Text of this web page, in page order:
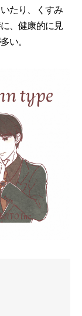
たり、くすみ
、健康的に見
い。